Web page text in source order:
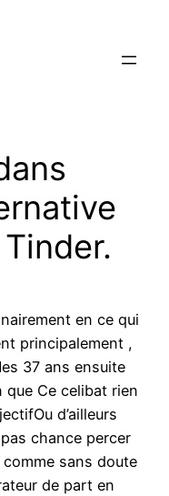
en ce qui
principalement ,
37 ans ensuite
que Ce celibat rien
d’ailleurs
chance percer
sans doute
de part en